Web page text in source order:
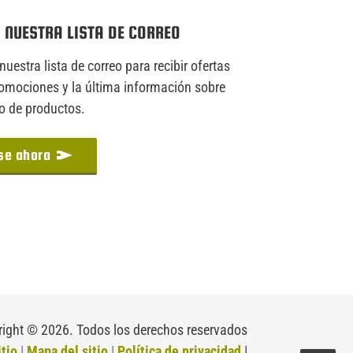
LISTA DE CORREO
lista de correo para recibir ofertas
y la última información sobre
de productos.
ahora
© 2026. Todos los derechos reservados